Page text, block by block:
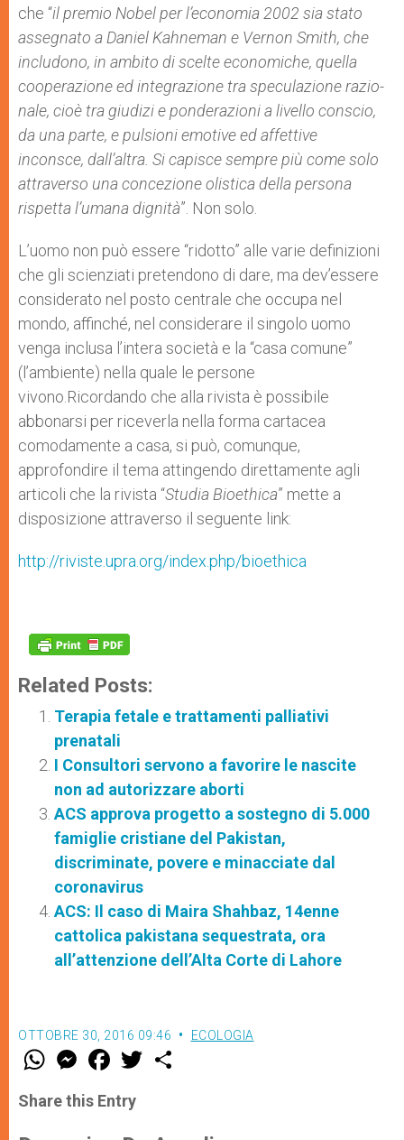
che “il premio Nobel per l’economia 2002 sia stato
assegnato a Da­niel Kahneman e Vernon Smith, che
includono, in ambito di scelte economiche, quella
cooperazione ed integra­zione tra speculazione razio­
nale, cioè tra giudizi e ponderazioni a livello conscio,
da una parte, e pulsioni emotive ed affettive
inconsce, dall’altra. Si capisce sempre più come solo
attraverso una concezione olistica della persona
rispetta l’umana dignità”. Non solo.
L’uomo non può essere “ridotto” alle varie definizioni
che gli scienziati pretendono di dare, ma dev’essere
considerato nel posto centrale che occupa nel
mondo, affinché, nel considerare il singolo uomo
venga inclusa l’intera società e la “casa comune”
(l’ambiente) nella quale le persone
vivono.Ricordando che alla rivista è possibile
abbonarsi per riceverla nella forma cartacea
comodamente a casa, si può, comunque,
approfondire il tema attingendo direttamente agli
articoli che la rivista “Studia Bioethica” mette a
disposizione attraverso il seguente link:
http://riviste.upra.org/index.php/bioethica
Related Posts:
Terapia fetale e trattamenti palliativi
prenatali
I Consultori servono a favorire le nascite
non ad autorizzare aborti
ACS approva progetto a sostegno di 5.000
famiglie cristiane del Pakistan,
discriminate, povere e minacciate dal
coronavirus
ACS: Il caso di Maira Shahbaz, 14enne
cattolica pakistana sequestrata, ora
all’attenzione dell’Alta Corte di Lahore
OTTOBRE 30, 2016 09:46 ECOLOGIA
W
t
s
M
e
s
e
F
a
e
b
w
Share this Entry